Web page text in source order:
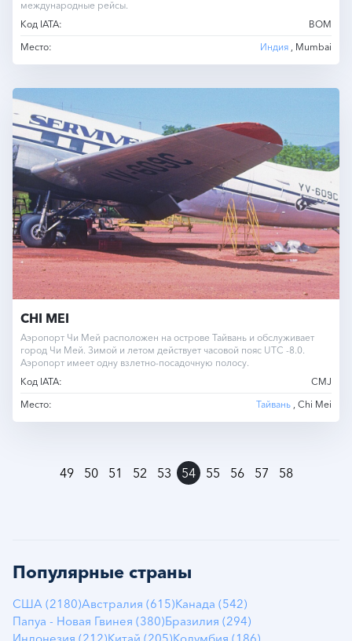
международные рейсы.
Код IATA:
BOM
Место:
Индия , Mumbai
CHI MEI
Аэропорт Чи Мей расположен на острове Тайвань и обслуживает
город Чи Мей. Зимой и летом действует часовой пояс UTC -8.0.
Аэропорт имеет одну взлетно-посадочную полосу.
Код IATA:
CMJ
Место:
Тайвань , Chi Mei
49 50 51 52 53 54 55 56 57 58
Популярные страны
США (2180)Австралия (615)Канада (542)
Папуа - Новая Гвинея (380)Бразилия (294)